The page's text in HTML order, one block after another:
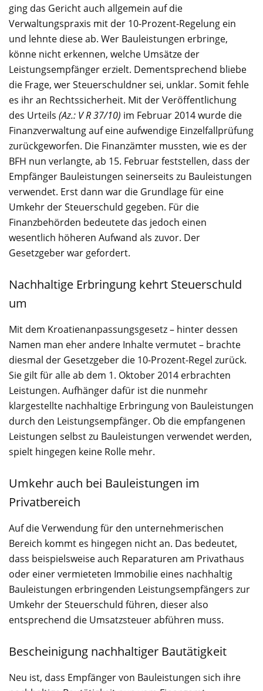
ging das Gericht auch allgemein auf die
Verwaltungspraxis mit der 10-Prozent-Regelung ein
und lehnte diese ab. Wer Bauleistungen erbringe,
könne nicht erkennen, welche Umsätze der
Leistungsempfänger erzielt. Dementsprechend bliebe
die Frage, wer Steuerschuldner sei, unklar. Somit fehle
es ihr an Rechtssicherheit. Mit der Veröffentlichung
des Urteils (Az.: V R 37/10) im Februar 2014 wurde die
Finanzverwaltung auf eine aufwendige Einzelfallprüfung
zurückgeworfen. Die Finanzämter mussten, wie es der
BFH nun verlangte, ab 15. Februar feststellen, dass der
Empfänger Bauleistungen seinerseits zu Bauleistungen
verwendet. Erst dann war die Grundlage für eine
Umkehr der Steuerschuld gegeben. Für die
Finanzbehörden bedeutete das jedoch einen
wesentlich höheren Aufwand als zuvor. Der
Gesetzgeber war gefordert.
Nachhaltige Erbringung kehrt Steuerschuld
um
Mit dem Kroatienanpassungsgesetz – hinter dessen
Namen man eher andere Inhalte vermutet – brachte
diesmal der Gesetzgeber die 10-Prozent-Regel zurück.
Sie gilt für alle ab dem 1. Oktober 2014 erbrachten
Leistungen. Aufhänger dafür ist die nunmehr
klargestellte nachhaltige Erbringung von Bauleistungen
durch den Leistungsempfänger. Ob die empfangenen
Leistungen selbst zu Bauleistungen verwendet werden,
spielt hingegen keine Rolle mehr.
Umkehr auch bei Bauleistungen im
Privatbereich
Auf die Verwendung für den unternehmerischen
Bereich kommt es hingegen nicht an. Das bedeutet,
dass beispielsweise auch Reparaturen am Privathaus
oder einer vermieteten Immobilie eines nachhaltig
Bauleistungen erbringenden Leistungsempfängers zur
Umkehr der Steuerschuld führen, dieser also
entsprechend die Umsatzsteuer abführen muss.
Bescheinigung nachhaltiger Bautätigkeit
Neu ist, dass Empfänger von Bauleistungen sich ihre